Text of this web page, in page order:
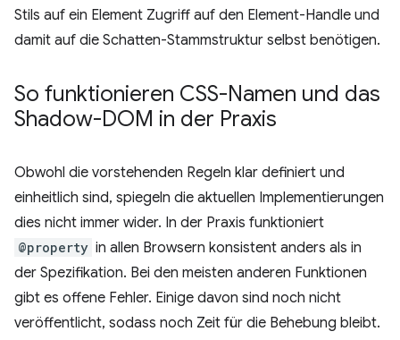
Stils auf ein Element Zugriff auf den Element-Handle und
damit auf die Schatten-Stammstruktur selbst benötigen.
So funktionieren CSS-Namen und das
Shadow-DOM in der Praxis
Obwohl die vorstehenden Regeln klar definiert und
einheitlich sind, spiegeln die aktuellen Implementierungen
dies nicht immer wider. In der Praxis funktioniert
@property in allen Browsern konsistent anders als in
der Spezifikation. Bei den meisten anderen Funktionen
gibt es offene Fehler. Einige davon sind noch nicht
veröffentlicht, sodass noch Zeit für die Behebung bleibt.